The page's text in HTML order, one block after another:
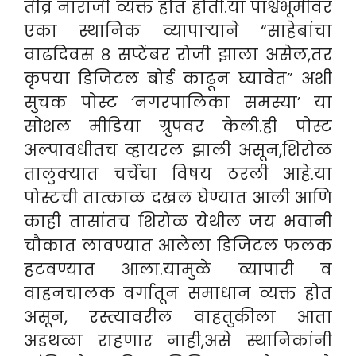
तीव्र नाराजी व्यक्त होत होती.या पार्श्वभूमीवर
एका स्थानिक व्यापाऱ्याने “साहेबांचा
वाढदिवस ८ सप्टेंबर रोजी झाला असेल,तर
कृपया डिजिटल बोर्ड काढून घ्यावेत” अशी
सुचक पोस्ट ‘नगरपालिका समस्या’ या
सोशल मीडिया ग्रुपवर केली.ही पोस्ट
अल्पावधीतच व्हायरल झाली असून,शिरोळ
तालुक्यात चर्चेचा विषय ठरली आहे.या
पोस्टची तात्काळ दखल घेण्यात आली आणि
काही तासांतच शिरोळ येथील जय भवानी
चौकात लावण्यात आलेला डिजिटल फलक
हटवण्यात आला.यामुळे व्यापारी व
वाहनचालक वर्गातून समाधान व्यक्त होत
असून, रस्त्यावरील वाहतुकीला आता
अडथळा राहणार नाही,असे स्थानिकांनी